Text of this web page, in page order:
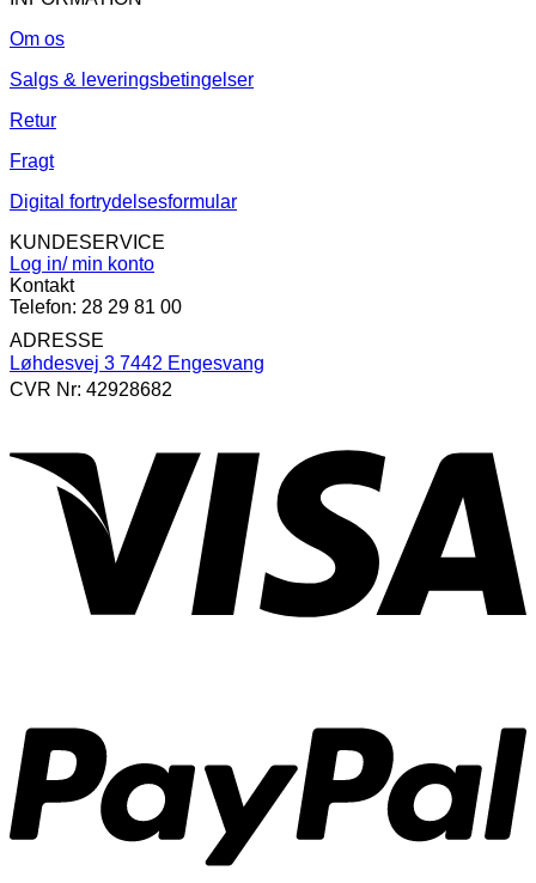
Om os
Salgs & leveringsbetingelser
Retur
Fragt
Digital fortrydelsesformular
KUNDESERVICE
Log in/ min konto
Kontakt
Telefon: 28 29 81 00
ADRESSE
Løhdesvej 3 7442 Engesvang
CVR Nr: 42928682